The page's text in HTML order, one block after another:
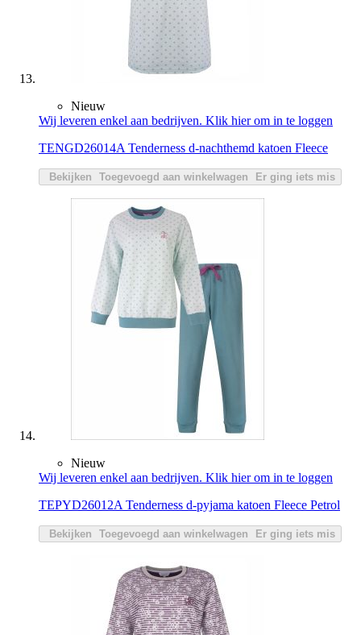
Nieuw
Wij leveren enkel aan bedrijven. Klik hier om in te loggen
TENGD26014A Tenderness d-nachthemd katoen Fleece
Bekijken Toegevoegd aan winkelwagen Er ging iets mis
Nieuw
Wij leveren enkel aan bedrijven. Klik hier om in te loggen
TEPYD26012A Tenderness d-pyjama katoen Fleece Petrol
Bekijken Toegevoegd aan winkelwagen Er ging iets mis